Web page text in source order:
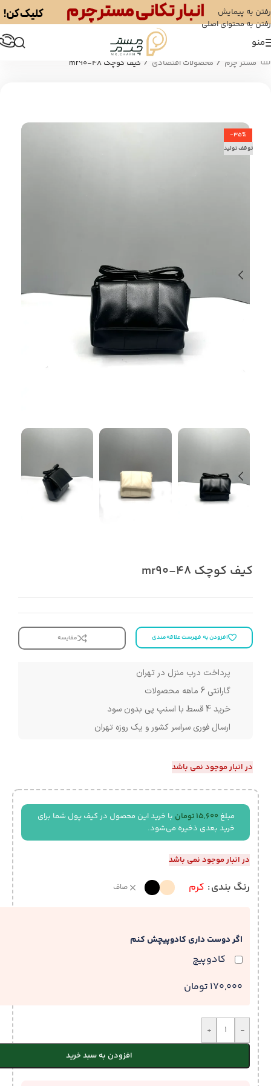
رفتن به پیمایش
رفتن به محتوای اصلی
منو
مستر چرم / محصولات اقتصادی / کیف کوچک mr90-48
-35%
توقف تولید
کیف کوچک mr90-48
افزودن به فهرست علاقه‌مندی مقایسه
پرداخت درب منزل در تهران
گارانتی 6 ماهه محصولات
خرید 4 قسط با اسنپ پی بدون سود
ارسال فوری سراسر کشور و یک روزه تهران
در انبار موجود نمی باشد
مبلغ 15,600 تومان با خرید این محصول در کیف پول شما برای
خرید بعدی ذخیره می‌شود.
در انبار موجود نمی باشد
رنگ بندی کرم صاف
اگر دوست داری کادوپیچش کنم
کادوپیچ
170,000 تومان
-
+
افزودن به سبد خرید